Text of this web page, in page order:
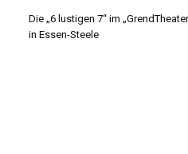
Die „6 lustigen 7“ im
in Essen-Steele